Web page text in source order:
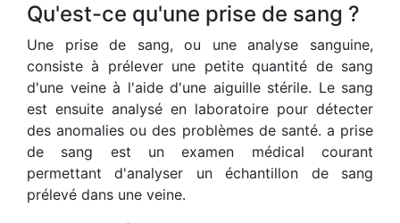
Qu'est-ce qu'une prise de sang ?
Une prise de sang, ou une analyse sanguine,
consiste à prélever une petite quantité de sang
d'une veine à l'aide d'une aiguille stérile. Le sang
est ensuite analysé en laboratoire pour détecter
des anomalies ou des problèmes de santé. a prise
de sang est un examen médical courant
permettant d'analyser un échantillon de sang
prélevé dans une veine.